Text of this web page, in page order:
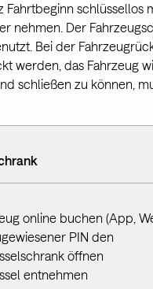
Fahrtbeginn schlüssellos
nehmen. Der
Bei der
werden, das Fahrzeug
schließen zu können,
online buchen (App,
PIN den
öffnen
entnehmen